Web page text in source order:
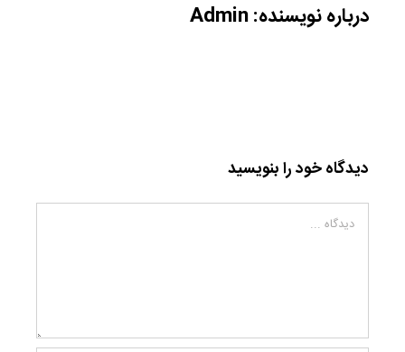
درباره نویسنده:Admin
دیدگاه خود را بنویسید
دیدگاه